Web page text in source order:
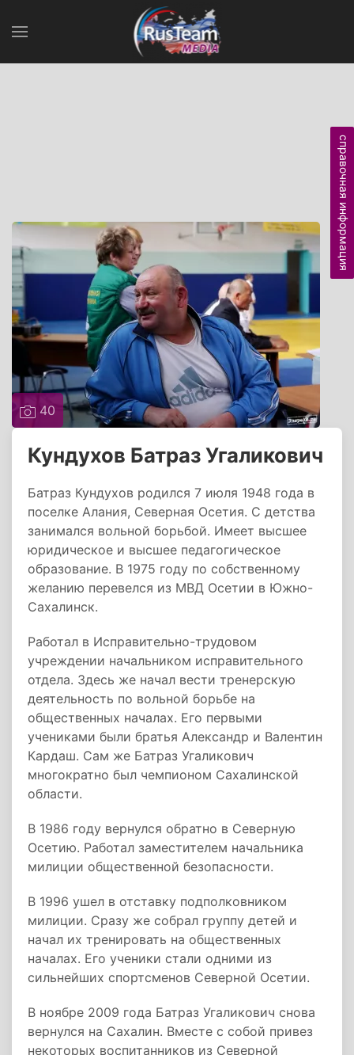
40
Кундухов Батраз Угаликович
Батраз Кундухов родился 7 июля 1948 года в
поселке Алания, Северная Осетия. С детства
занимался вольной борьбой. Имеет высшее
юридическое и высшее педагогическое
образование. В 1975 году по собственному
желанию перевелся из МВД Осетии в Южно-
Сахалинск.
Работал в Исправительно-трудовом
учреждении начальником исправительного
отдела. Здесь же начал вести тренерскую
деятельность по вольной борьбе на
общественных началах. Его первыми
учениками были братья Александр и Валентин
Кардаш. Сам же Батраз Угаликович
многократно был чемпионом Сахалинской
области.
В 1986 году вернулся обратно в Северную
Осетию. Работал заместителем начальника
милиции общественной безопасности.
В 1996 ушел в отставку подполковником
милиции. Сразу же собрал группу детей и
начал их тренировать на общественных
началах. Его ученики стали одними из
сильнейших спортсменов Северной Осетии.
В ноябре 2009 года Батраз Угаликович снова
вернулся на Сахалин. Вместе с собой привез
некоторых воспитанников из Северной
справочная информация